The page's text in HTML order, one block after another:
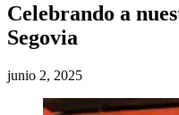
Celebrando a
Segovia
junio 2, 2025